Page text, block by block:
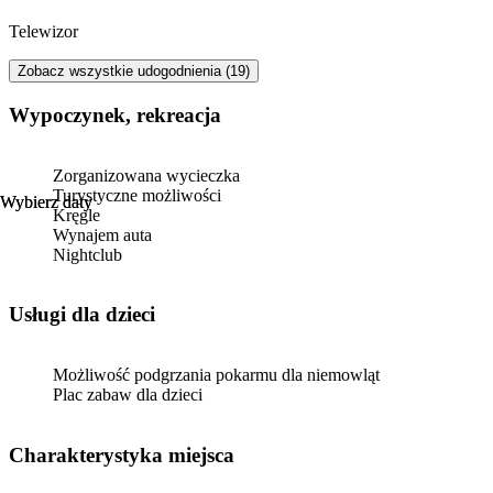
Wybierz daty
Wybierz daty
Telewizor
Zobacz wszystkie udogodnienia (19)
Wypoczynek, rekreacja
Zorganizowana wycieczka
Turystyczne możliwości
Kręgle
Wynajem auta
Nightclub
usługi dla dzieci
Możliwość podgrzania pokarmu dla niemowląt
Plac zabaw dla dzieci
Charakterystyka miejsca